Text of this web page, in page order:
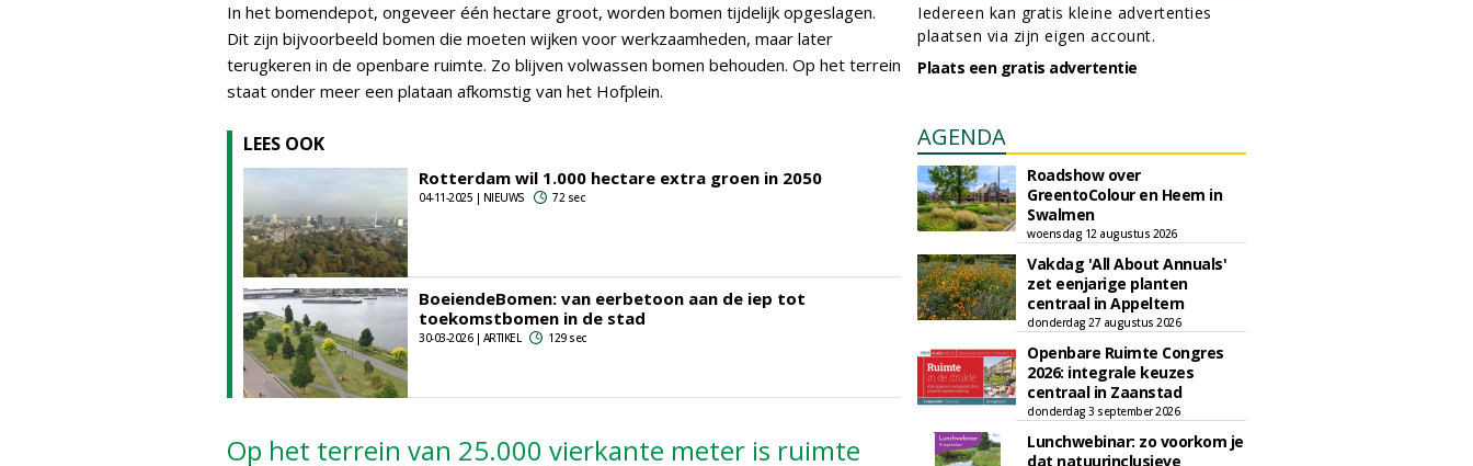
In het bomendepot, ongeveer één hectare groot, worden bomen tijdelijk opgeslagen.
Dit zijn bijvoorbeeld bomen die moeten wijken voor werkzaamheden, maar later
terugkeren in de openbare ruimte. Zo blijven volwassen bomen behouden. Op het terrein
staat onder meer een plataan afkomstig van het Hofplein.
LEES OOK
Rotterdam wil 1.000 hectare extra groen in 2050
04-11-2025 | NIEUWS 72 sec
BoeiendeBomen: van eerbetoon aan de iep tot
toekomstbomen in de stad
30-03-2026 | ARTIKEL 129 sec
Op het terrein van 25.000 vierkante meter is ruimte
Iedereen kan gratis kleine advertenties
plaatsen via zijn eigen account.
Plaats een gratis advertentie
AGENDA
Roadshow over
GreentoColour en Heem in
Swalmen
woensdag 12 augustus 2026
Vakdag 'All About Annuals'
zet eenjarige planten
centraal in Appeltern
donderdag 27 augustus 2026
Openbare Ruimte Congres
2026: integrale keuzes
centraal in Zaanstad
donderdag 3 september 2026
Lunchwebinar: zo voorkom je
dat natuurinclusieve